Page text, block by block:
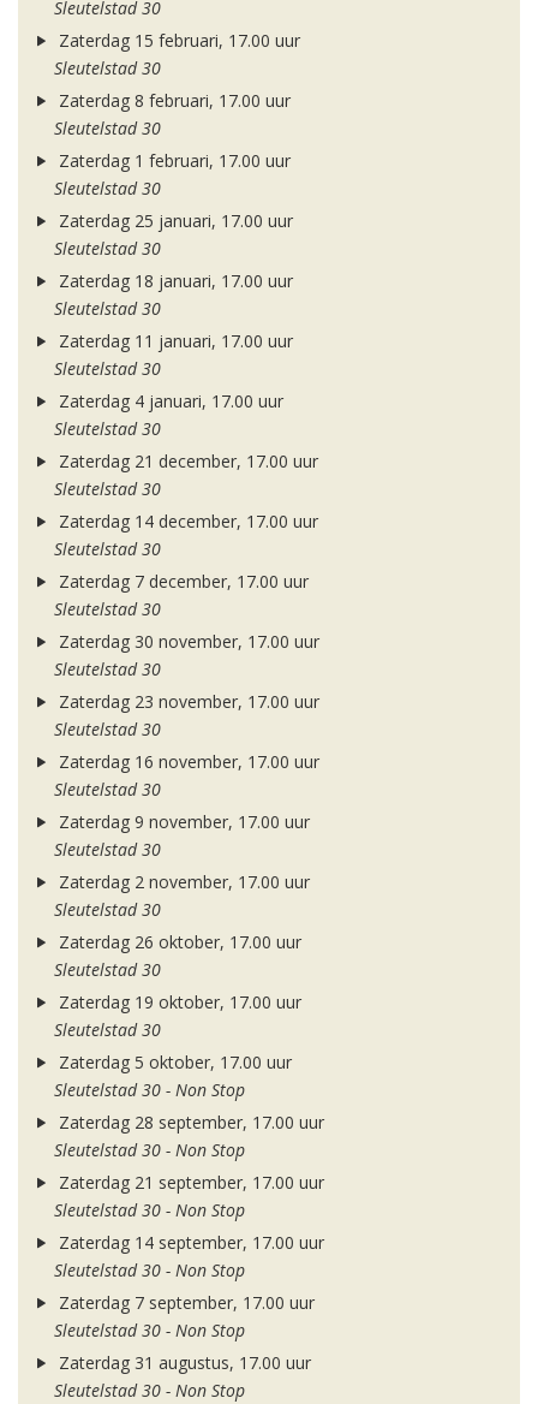
Sleutelstad 30
Zaterdag 15 februari, 17.00 uur
Sleutelstad 30
Zaterdag 8 februari, 17.00 uur
Sleutelstad 30
Zaterdag 1 februari, 17.00 uur
Sleutelstad 30
Zaterdag 25 januari, 17.00 uur
Sleutelstad 30
Zaterdag 18 januari, 17.00 uur
Sleutelstad 30
Zaterdag 11 januari, 17.00 uur
Sleutelstad 30
Zaterdag 4 januari, 17.00 uur
Sleutelstad 30
Zaterdag 21 december, 17.00 uur
Sleutelstad 30
Zaterdag 14 december, 17.00 uur
Sleutelstad 30
Zaterdag 7 december, 17.00 uur
Sleutelstad 30
Zaterdag 30 november, 17.00 uur
Sleutelstad 30
Zaterdag 23 november, 17.00 uur
Sleutelstad 30
Zaterdag 16 november, 17.00 uur
Sleutelstad 30
Zaterdag 9 november, 17.00 uur
Sleutelstad 30
Zaterdag 2 november, 17.00 uur
Sleutelstad 30
Zaterdag 26 oktober, 17.00 uur
Sleutelstad 30
Zaterdag 19 oktober, 17.00 uur
Sleutelstad 30
Zaterdag 5 oktober, 17.00 uur
Sleutelstad 30 - Non Stop
Zaterdag 28 september, 17.00 uur
Sleutelstad 30 - Non Stop
Zaterdag 21 september, 17.00 uur
Sleutelstad 30 - Non Stop
Zaterdag 14 september, 17.00 uur
Sleutelstad 30 - Non Stop
Zaterdag 7 september, 17.00 uur
Sleutelstad 30 - Non Stop
Zaterdag 31 augustus, 17.00 uur
Sleutelstad 30 - Non Stop